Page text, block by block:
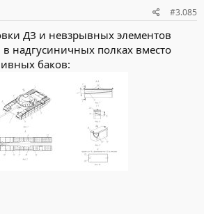
#3.085
ДЗ и невзрывных элементов
надгусиничных полках вместо
баков: